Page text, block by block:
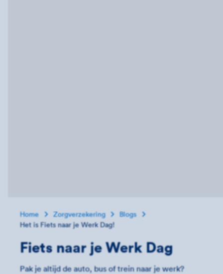
Home Zorgverzekering
Blogs
Het is Fiets naar je Werk Dag!
Fiets naar je Werk Dag
Pak je altijd de auto, bus of trein naar je werk?